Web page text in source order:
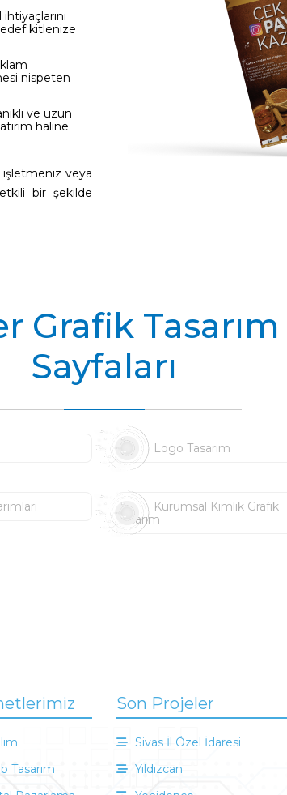
kitlenize
nispeten
ve uzun
haline
işletmeniz veya
bir şekilde
Grafik Tasarım
Sayfaları
Logo Tasarım
Kurumsal Kimlik Grafik
Tasarım
Tasarım
Son Projeler
Sivas İl Özel İdaresi
Yıldızcan